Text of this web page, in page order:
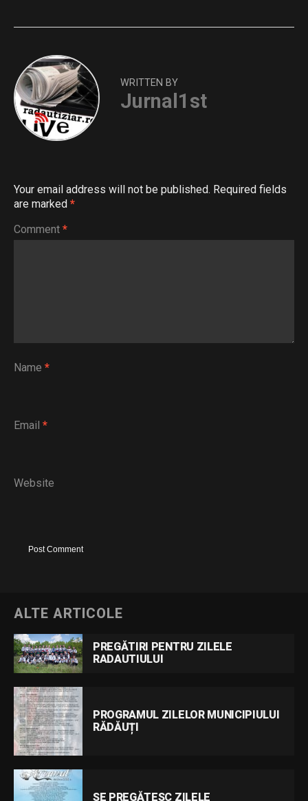
WRITTEN BY
Jurnal1st
Your email address will not be published. Required fields
are marked *
Comment *
Name *
Email *
Website
ALTE ARTICOLE
PREGĂTIRI PENTRU ZILELE
RADAUTIULUI
PROGRAMUL ZILELOR MUNICIPIULUI
RĂDĂUȚI